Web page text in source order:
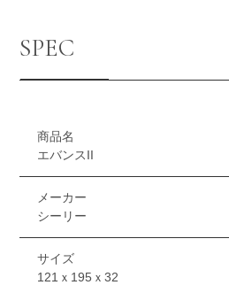
SPEC
商品名
エバンスII
メーカー
シーリー
サイズ
121ｘ195ｘ32